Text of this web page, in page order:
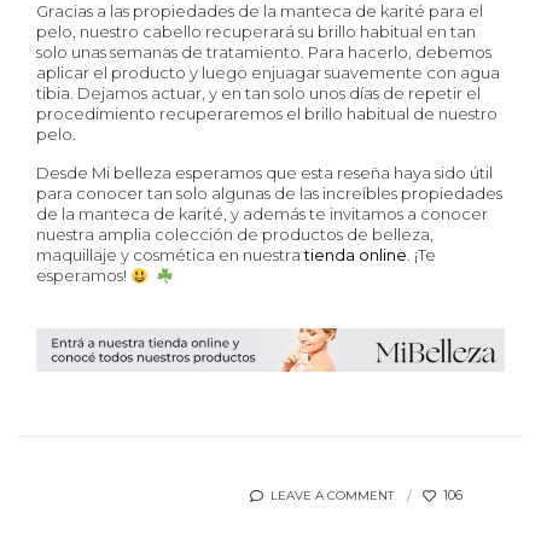
Gracias a las propiedades de la manteca de karité para el
pelo, nuestro cabello recuperará su brillo habitual en tan
solo unas semanas de tratamiento. Para hacerlo, debemos
aplicar el producto y luego enjuagar suavemente con agua
tibia. Dejamos actuar, y en tan solo unos días de repetir el
procedimiento recuperaremos el brillo habitual de nuestro
pelo.
Desde Mi belleza esperamos que esta reseña haya sido útil
para conocer tan solo algunas de las increíbles propiedades
de la manteca de karité, y además te invitamos a conocer
nuestra amplia colección de productos de belleza,
maquillaje y cosmética en nuestratienda online. ¡Te
esperamos!
LEAVE A COMMENT 106